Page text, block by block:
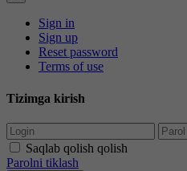
Sign in
Sign up
Reset password
Terms of use
Tizimga kirish
Saqlab qolish qolish
Parolni tiklash